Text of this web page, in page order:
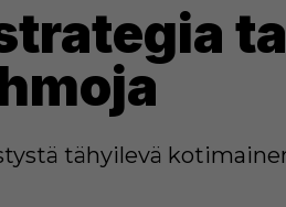
tähyilevä